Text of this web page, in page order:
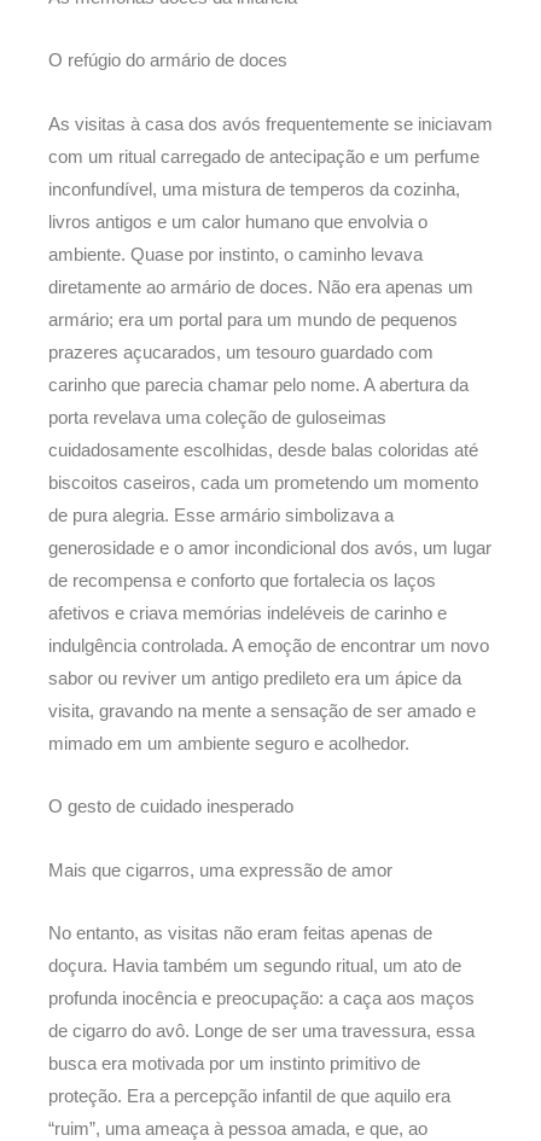
O refúgio do armário de doces
As visitas à casa dos avós frequentemente se iniciavam
com um ritual carregado de antecipação e um perfume
inconfundível, uma mistura de temperos da cozinha,
livros antigos e um calor humano que envolvia o
ambiente. Quase por instinto, o caminho levava
diretamente ao armário de doces. Não era apenas um
armário; era um portal para um mundo de pequenos
prazeres açucarados, um tesouro guardado com
carinho que parecia chamar pelo nome. A abertura da
porta revelava uma coleção de guloseimas
cuidadosamente escolhidas, desde balas coloridas até
biscoitos caseiros, cada um prometendo um momento
de pura alegria. Esse armário simbolizava a
generosidade e o amor incondicional dos avós, um lugar
de recompensa e conforto que fortalecia os laços
afetivos e criava memórias indeléveis de carinho e
indulgência controlada. A emoção de encontrar um novo
sabor ou reviver um antigo predileto era um ápice da
visita, gravando na mente a sensação de ser amado e
mimado em um ambiente seguro e acolhedor.
O gesto de cuidado inesperado
Mais que cigarros, uma expressão de amor
No entanto, as visitas não eram feitas apenas de
doçura. Havia também um segundo ritual, um ato de
profunda inocência e preocupação: a caça aos maços
de cigarro do avô. Longe de ser uma travessura, essa
busca era motivada por um instinto primitivo de
proteção. Era a percepção infantil de que aquilo era
“ruim”, uma ameaça à pessoa amada, e que, ao